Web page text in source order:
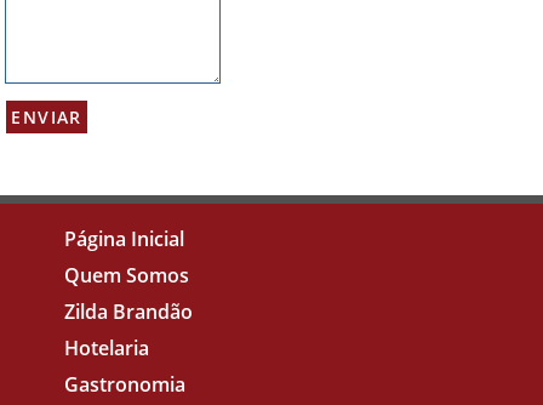
Página Inicial
Quem Somos
Zilda Brandão
Hotelaria
Gastronomia